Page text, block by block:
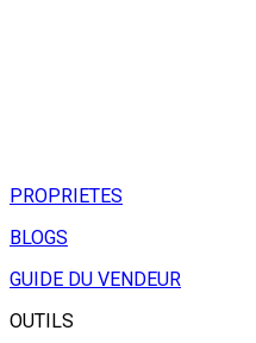
PROPRIETES
BLOGS
GUIDE DU VENDEUR
OUTILS